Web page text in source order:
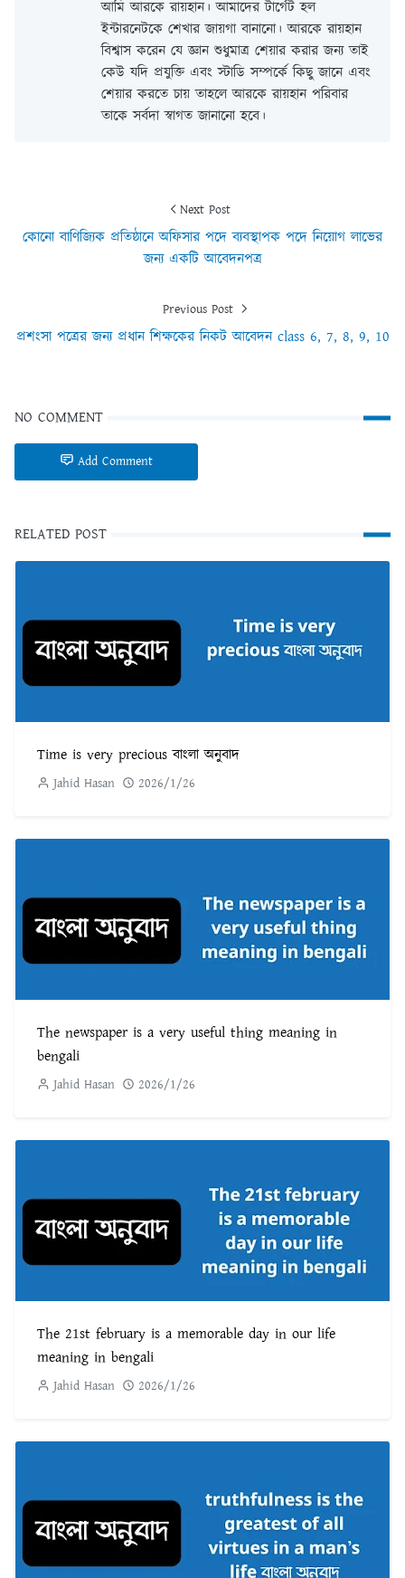
আমি আরকে রায়হান। আমাদের টার্গেট হল
ইন্টারনেটকে শেখার জায়গা বানানো। আরকে রায়হান
বিশ্বাস করেন যে জ্ঞান শুধুমাত্র শেয়ার করার জন্য তাই
কেউ যদি প্রযুক্তি এবং স্টাডি সম্পর্কে কিছু জানে এবং
শেয়ার করতে চায় তাহলে আরকে রায়হান পরিবার
তাকে সর্বদা স্বাগত জানানো হবে।
Next Post
কোনো বাণিজ্যিক প্রতিষ্ঠানে অফিসার পদে ব্যবস্থাপক পদে নিয়োগ লাভের
জন্য একটি আবেদনপত্র
Previous Post
প্রশংসা পত্রের জন্য প্রধান শিক্ষকের নিকট আবেদন class 6, 7, 8, 9, 10
NO COMMENT
Add Comment
RELATED POST
Time is very precious বাংলা অনুবাদ
Jahid Hasan 2026/1/26
The newspaper is a very useful thing meaning in
bengali
Jahid Hasan 2026/1/26
The 21st february is a memorable day in our life
meaning in bengali
Jahid Hasan 2026/1/26